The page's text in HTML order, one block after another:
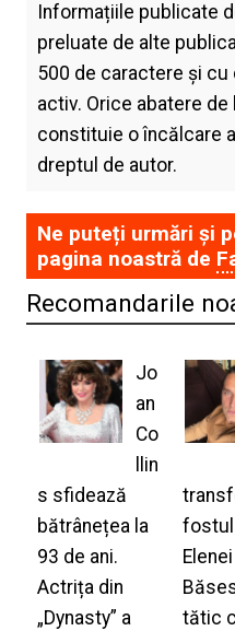
Informațiile publicate
preluate de alte
500 de caractere și
activ. Orice abatere
constituie o încălcare
dreptul de autor.
Ne puteți urmări și
pagina noastră de
Recomandarile
Jo
an
Co
llin
s sfidează
bătrânețea la
93 de ani.
Actrița din
„Dynasty” a
fostul
Elenei
tătic